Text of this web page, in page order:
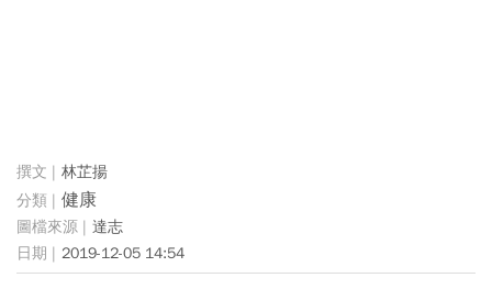
林芷揚
健康
達志
2019-12-05 14:54